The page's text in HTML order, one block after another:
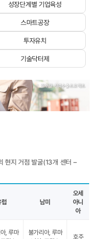
성장단계별 기업육성
스마트공장
투자유치
기술닥터제
현지 거점 발굴(13개 센터 –
럽 남미
오세
아니
아
, 루마
불가리아, 루마
호주